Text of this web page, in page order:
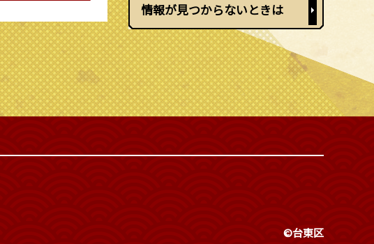
情報が見つからないときは
©台東区